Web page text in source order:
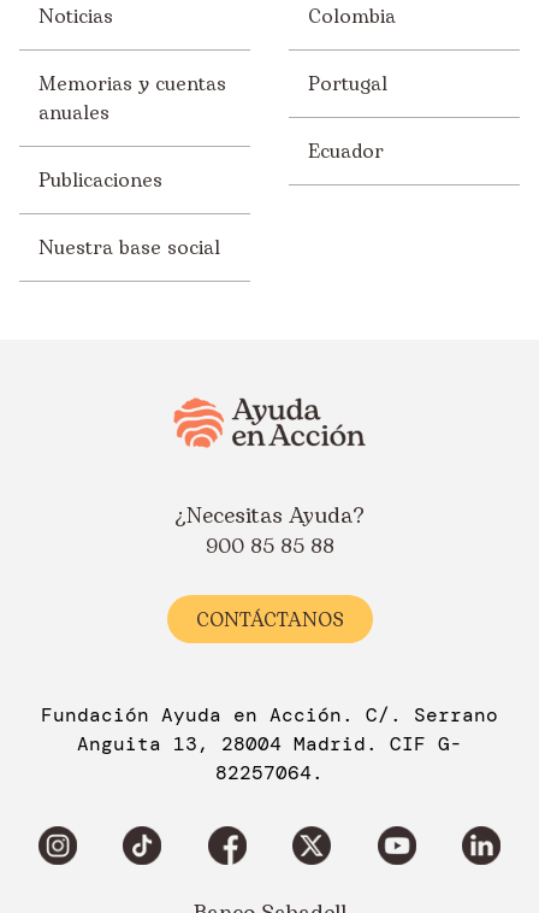
Noticias
Memorias y cuentas
anuales
Publicaciones
Nuestra base social
Colombia
Portugal
Ecuador
¿Necesitas Ayuda?
900 85 85 88
CONTÁCTANOS
Fundación Ayuda en Acción. C/. Serrano
Anguita 13, 28004 Madrid. CIF G-
82257064.